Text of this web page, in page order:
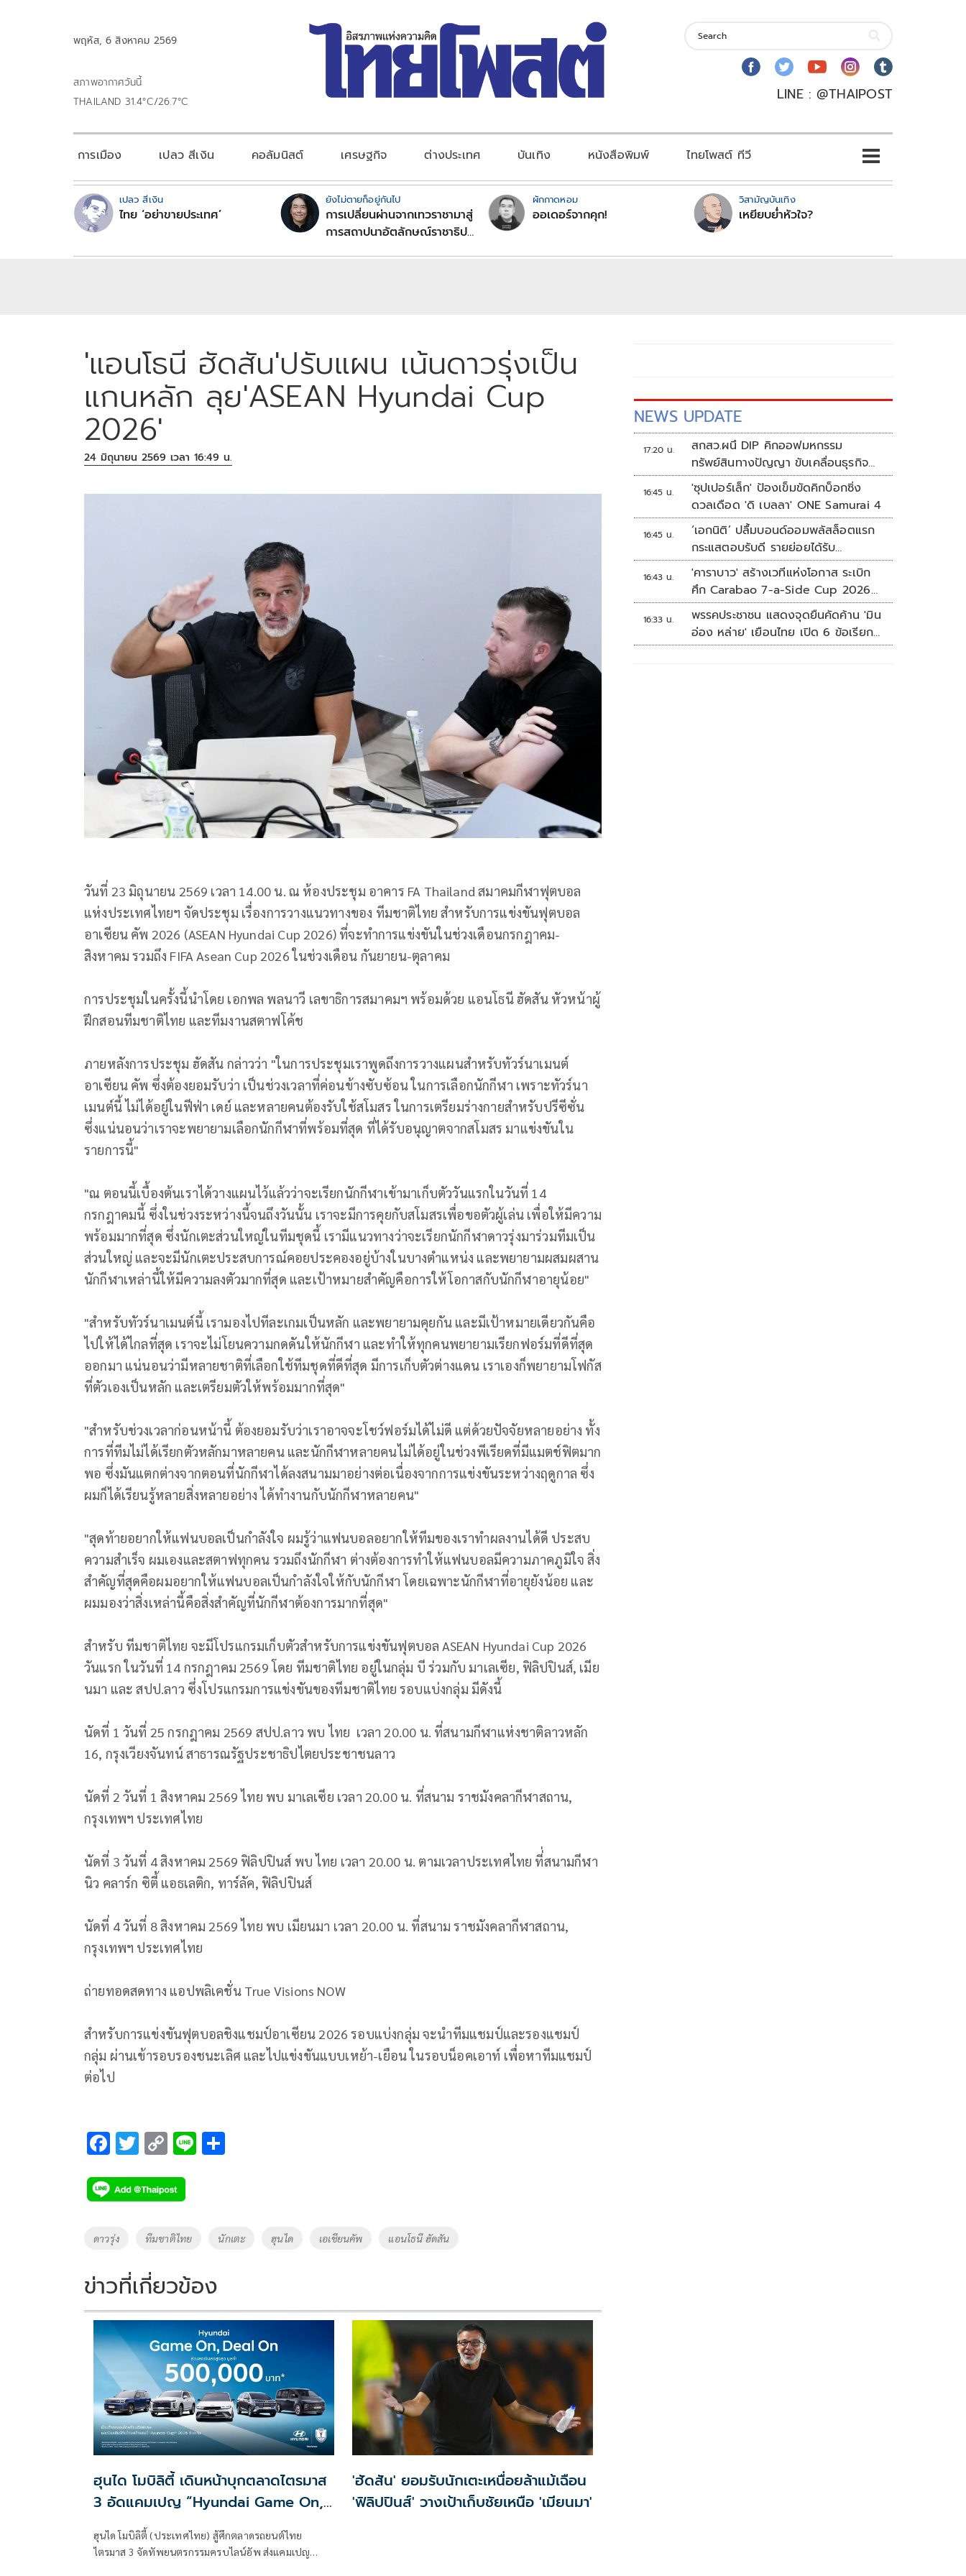
พฤหัส, 6 สิงหาคม 2569
สภาพอากาศวันนี้
THAILAND 31.4°C/26.7°C
LINE : @THAIPOST
การเมือง เปลว สีเงิน คอลัมนิสต์ เศรษฐกิจ ต่างประเทศ บันเทิง หนังสือพิมพ์ ไทยโพสต์ ทีวี
เปลว สีเงิน
ไทย ‘อย่าขายประเทศ’
ยังไม่ตายก็อยู่กันไป
การเปลี่ยนผ่านจากเทวราชามาสู่
การสถาปนาอัตลักษณ์ราชาธิป
ผักกาดหอม
ออเดอร์จากคุก!
วิสามัญบันเทิง
เหยียบย่ำหัวใจ?
'แอนโธนี ฮัดสัน'ปรับแผน เน้นดาวรุ่งเป็น
แกนหลัก ลุย'ASEAN Hyundai Cup
2026'
24 มิถุนายน 2569 เวลา 16:49 น.
วันที่ 23 มิถุนายน 2569 เวลา 14.00 น. ณ ห้องประชุม อาคาร FA Thailand สมาคมกีฬาฟุตบอล
แห่งประเทศไทยฯ จัดประชุม เรื่องการวางแนวทางของ ทีมชาติไทย สำหรับการแข่งขันฟุตบอล
อาเซียน คัพ 2026 (ASEAN Hyundai Cup 2026) ที่จะทำการแข่งขันในช่วงเดือนกรกฎาคม-
สิงหาคม รวมถึง FIFA Asean Cup 2026 ในช่วงเดือน กันยายน-ตุลาคม
การประชุมในครั้งนี้นำโดย เอกพล พลนาวี เลขาธิการสมาคมฯ พร้อมด้วย แอนโธนี ฮัดสัน หัวหน้าผู้
ฝึกสอนทีมชาติไทย และทีมงานสตาฟโค้ช
ภายหลังการประชุม ฮัดสัน กล่าวว่า "ในการประชุมเราพูดถึงการวางแผนสำหรับทัวร์นาเมนต์
อาเซียน คัพ ซึ่งต้องยอมรับว่า เป็นช่วงเวลาที่ค่อนข้างซับซ้อน ในการเลือกนักกีฬา เพราะทัวร์นา
เมนต์นี้ ไม่ได้อยู่ในฟีฟ่า เดย์ และหลายคนต้องรับใช้สโมสร ในการเตรียมร่างกายสำหรับปรีซีซั่น
ซึ่งแน่นอนว่าเราจะพยายามเลือกนักกีฬาที่พร้อมที่สุด ที่ได้รับอนุญาตจากสโมสร มาแข่งขันใน
รายการนี้"
"ณ ตอนนี้เบื้องต้นเราได้วางแผนไว้แล้วว่าจะเรียกนักกีฬาเข้ามาเก็บตัววันแรกในวันที่ 14
กรกฎาคมนี้ ซึ่งในช่วงระหว่างนี้จนถึงวันนั้น เราจะมีการคุยกับสโมสรเพื่อขอตัวผู้เล่น เพื่อให้มีความ
พร้อมมากที่สุด ซึ่งนักเตะส่วนใหญ่ในทีมชุดนี้ เรามีแนวทางว่าจะเรียกนักกีฬาดาวรุ่งมาร่วมทีมเป็น
ส่วนใหญ่ และจะมีนักเตะประสบการณ์คอยประคองอยู่บ้างในบางตำแหน่ง และพยายามผสมผสาน
นักกีฬาเหล่านี้ให้มีความลงตัวมากที่สุด และเป้าหมายสำคัญคือการให้โอกาสกับนักกีฬาอายุน้อย"
"สำหรับทัวร์นาเมนต์นี้ เรามองไปทีละเกมเป็นหลัก และพยายามคุยกัน และมีเป้าหมายเดียวกันคือ
ไปให้ได้ไกลที่สุด เราจะไม่โยนความกดดันให้นักกีฬา และทำให้ทุกคนพยายามเรียกฟอร์มที่ดีที่สุด
ออกมา แน่นอนว่ามีหลายชาติที่เลือกใช้ทีมชุดที่ดีที่สุด มีการเก็บตัวต่างแดน เราเองก็พยายามโฟกัส
ที่ตัวเองเป็นหลัก และเตรียมตัวให้พร้อมมากที่สุด"
"สำหรับช่วงเวลาก่อนหน้านี้ ต้องยอมรับว่าเราอาจจะโชว์ฟอร์มได้ไม่ดี แต่ด้วยปัจจัยหลายอย่าง ทั้ง
การที่ทีมไม่ได้เรียกตัวหลักมาหลายคน และนักกีฬาหลายคนไม่ได้อยู่ในช่วงพีเรียดที่มีแมตช์ฟิตมาก
พอ ซึ่งมันแตกต่างจากตอนที่นักกีฬาได้ลงสนามมาอย่างต่อเนื่องจากการแข่งขันระหว่างฤดูกาล ซึ่ง
ผมก็ได้เรียนรู้หลายสิ่งหลายอย่าง ได้ทำงานกับนักกีฬาหลายคน"
"สุดท้ายอยากให้แฟนบอลเป็นกำลังใจ ผมรู้ว่าแฟนบอลอยากให้ทีมของเราทำผลงานได้ดี ประสบ
ความสำเร็จ ผมเองและสตาฟทุกคน รวมถึงนักกีฬา ต่างต้องการทำให้แฟนบอลมีความภาคภูมิใจ สิ่ง
สำคัญที่สุดคือผมอยากให้แฟนบอลเป็นกำลังใจให้กับนักกีฬา โดยเฉพาะนักกีฬาที่อายุยังน้อย และ
ผมมองว่าสิ่งเหล่านี้คือสิ่งสำคัญที่นักกีฬาต้องการมากที่สุด"
สำหรับ ทีมชาติไทย จะมีโปรแกรมเก็บตัวสำหรับการแข่งขันฟุตบอล ASEAN Hyundai Cup 2026
วันแรก ในวันที่ 14 กรกฎาคม 2569 โดย ทีมชาติไทย อยู่ในกลุ่ม บี ร่วมกับ มาเลเซีย, ฟิลิปปินส์, เมีย
นมา และ สปป.ลาว ซึ่งโปรแกรมการแข่งขันของทีมชาติไทย รอบแบ่งกลุ่ม มีดังนี้
นัดที่ 1 วันที่ 25 กรกฎาคม 2569 สปป.ลาว พบ ไทย เวลา 20.00 น. ที่สนามกีฬาแห่งชาติลาวหลัก
16, กรุงเวียงจันทน์ สาธารณรัฐประชาธิปไตยประชาชนลาว
นัดที่ 2 วันที่ 1 สิงหาคม 2569 ไทย พบ มาเลเซีย เวลา 20.00 น. ที่สนาม ราชมังคลากีฬาสถาน,
กรุงเทพฯ ประเทศไทย
นัดที่ 3 วันที่ 4 สิงหาคม 2569 ฟิลิปปินส์ พบ ไทย เวลา 20.00 น. ตามเวลาประเทศไทย ที่่สนามกีฬา
นิว คลาร์ก ซิตี้ แอธเลติก, ทาร์ลัค, ฟิลิปปินส์
นัดที่ 4 วันที่ 8 สิงหาคม 2569 ไทย พบ เมียนมา เวลา 20.00 น. ที่สนาม ราชมังคลากีฬาสถาน,
กรุงเทพฯ ประเทศไทย
ถ่ายทอดสดทาง แอปพลิเคชั่น True Visions NOW
สำหรับการแข่งขันฟุตบอลชิงแชมป์อาเซียน 2026 รอบแบ่งกลุ่ม จะนำทีมแชมป์และรองแชมป์
กลุ่ม ผ่านเข้ารอบรองชนะเลิศ และไปแข่งขันแบบเหย้า-เยือน ในรอบน็อคเอาท์ เพื่อหาทีมแชมป์
ต่อไป
F
e
b
o
k
T
tt
er
C
p
y
Li
k
Li
Tags
ดาวรุ่ง ทีมชาติไทย นักเตะ ฮุนได เอเชียนคัพ แอนโธนี ฮัดสัน
ข่าวที่เกี่ยวข้อง
ฮุนได โมบิลิตี้ เดินหน้าบุกตลาดไตรมาส
3 อัดแคมเปญ “Hyundai Game On,
Deal On” ส่วนลดเงินสดสูงสุด
500,000 บาท
ฮุนได โมบิลิตี้ (ประเทศไทย) สู้ศึกตลาดรถยนต์ไทย
ไตรมาส 3 จัดทัพยนตรกรรมครบไลน์อัพ ส่งแคมเปญ
'ฮัดสัน' ยอมรับนักเตะเหนื่อยล้าแม้เฉือน
'ฟิลิปปินส์' วางเป้าเก็บชัยเหนือ 'เมียนมา'
NEWS UPDATE
17:20 น.
สกสว.ผนึ DIP คิกออฟมหกรรม
ทรัพย์สินทางปัญญา ขับเคลื่อนธุรกิจ
ไทยสู่อนาคต
16:45 น.
'ซุปเปอร์เล็ก' ป้องเข็มขัดคิกบ็อกซิ่ง
ดวลเดือด 'ดิ เบลลา' ONE Samurai 4
16:45 น.
‘เอกนิติ’ ปลื้มบอนด์ออมพลัสล็อตแรก
กระแสตอบรับดี รายย่อยได้รับ
จัดสรร2.2หมื่นคน เปิดจองรอบใหม่
ก.ย.นี้
16:43 น.
'คาราบาว' สร้างเวทีแห่งโอกาส ระเบิก
ศึก Carabao 7-a-Side Cup 2026
หาแชมป์ดูบอลที่เวมบลีย์
16:33 น.
พรรคประชาชน แสดงจุดยืนคัดค้าน 'มิน
อ่อง หล่าย' เยือนไทย เปิด 6 ข้อเรียก
ร้องรัฐสภา-รัฐบาล